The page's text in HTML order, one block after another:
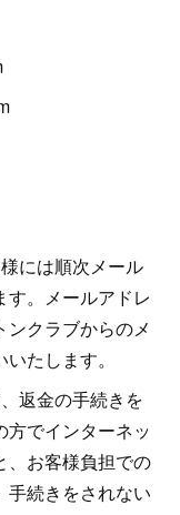
には順次メール
す。メールアドレ
クラブからのメ
たします。
返金の手続きを
方でインターネッ
、お客様負担での
手続きをされない